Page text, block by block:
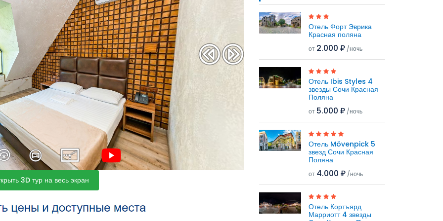
3D тур на весь экран
Отель Форт Эврика
Красная поляна
от 2.000 ₽ /ночь
Отель Ibis Styles 4
звезды Сочи Красная
Поляна
от 5.000 ₽ /ночь
Отель Mövenpick 5
звезд Сочи Красная
Поляна
от 4.000 ₽ /ночь
Отель Кортъярд
Марриотт 4 звезды